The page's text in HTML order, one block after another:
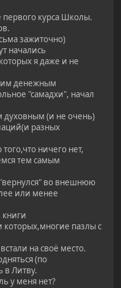
первого курса Школы.
зажиточно)
начались
я даже и не
денежным
"самадхи", начал
духовным (и не очень)
разных
ничего нет,
тем самым
во внешнюю
или менее
книги
пазлы с
на своё место.
(по
в Литву.
у меня нет?